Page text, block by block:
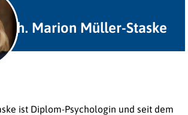
Marion Müller-Staske
ist Diplom-Psychologin und seit dem